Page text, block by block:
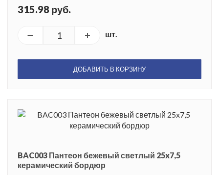
315.98 руб.
шт.
ДОБАВИТЬ В КОРЗИНУ
BAC003 Пантеон бежевый светлый 25x7,5
керамический бордюр